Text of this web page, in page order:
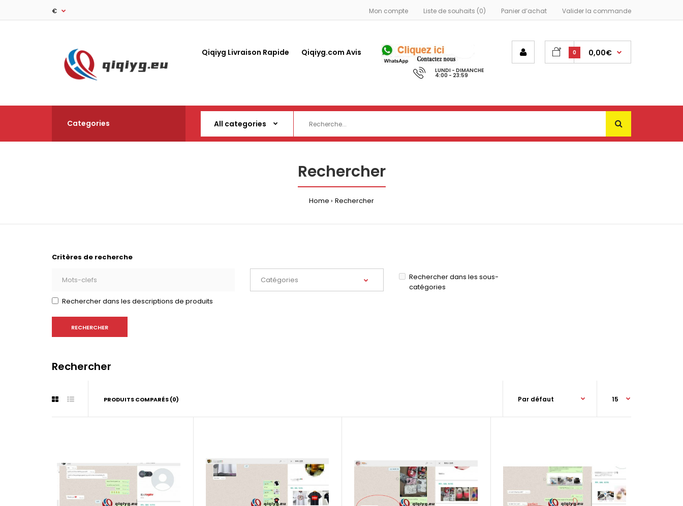
Mon compte Liste de souhaits (0) Panier d’achat Valider la commande
€
Qiqiyg Livraison Rapide Qiqiyg.com Avis
LUNDI - DIMANCHE
4:00 - 23:59
0 0,00€
Categories
Rechercher
Home Rechercher
Critères de recherche
Rechercher dans les sous-
catégories
Rechercher dans les descriptions de produits
Rechercher
PRODUITS COMPARÉS (0)